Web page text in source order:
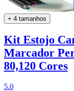
+ 4 tamanhos
Kit Estojo
Marcador
80,120 Cores
5.0